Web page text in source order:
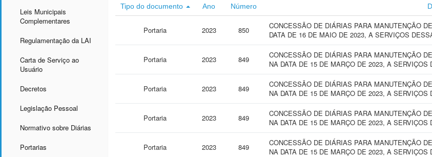
Leis Municipais
Complementares
Regulamentação da LAI
Carta de Serviço ao
Usuário
Decretos
Legislação Pessoal
Normativo sobre Diárias
Portarias
Tipo do documento Ano Número
Portaria 2023 850
CONCESSÃO DE DIÁRIAS PARA MANUTENÇÃO
DATA DE 16 DE MAIO DE 2023, A SERVIÇOS
Portaria 2023 849
CONCESSÃO DE DIÁRIAS PARA MANUTENÇÃO
NA DATA DE 15 DE MARÇO DE 2023, A SERVIÇOS
Portaria 2023 849
CONCESSÃO DE DIÁRIAS PARA MANUTENÇÃO
NA DATA DE 15 DE MARÇO DE 2023, A SERVIÇOS
Portaria 2023 849
CONCESSÃO DE DIÁRIAS PARA MANUTENÇÃO
NA DATA DE 15 DE MARÇO DE 2023, A SERVIÇOS
Portaria 2023 849
CONCESSÃO DE DIÁRIAS PARA MANUTENÇÃO
NA DATA DE 15 DE MARÇO DE 2023, A SERVIÇOS